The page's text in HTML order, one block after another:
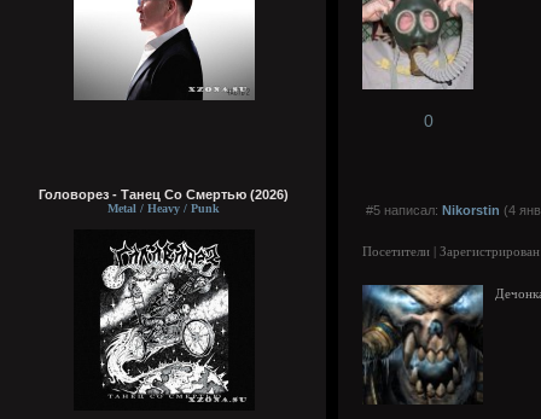
Головорез - Tанец Со Смертью (2026)
Metal / Heavy / Punk
0
#5 написал: Nikorstin (4
Посетители |